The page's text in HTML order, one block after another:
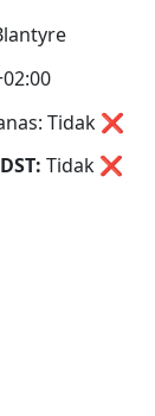
Tidak ❌
Tidak ❌